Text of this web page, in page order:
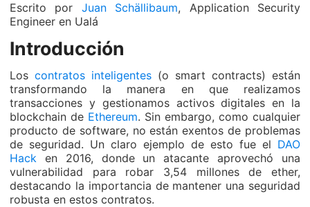
Escrito por Juan Schällibaum, Application Security
Engineer en Ualá
Introducción
Los contratos inteligentes (o smart contracts) están
transformando la manera en que realizamos
transacciones y gestionamos activos digitales en la
blockchain de Ethereum. Sin embargo, como cualquier
producto de software, no están exentos de problemas
de seguridad. Un claro ejemplo de esto fue el DAO
Hack en 2016, donde un atacante aprovechó una
vulnerabilidad para robar 3,54 millones de ether,
destacando la importancia de mantener una seguridad
robusta en estos contratos.